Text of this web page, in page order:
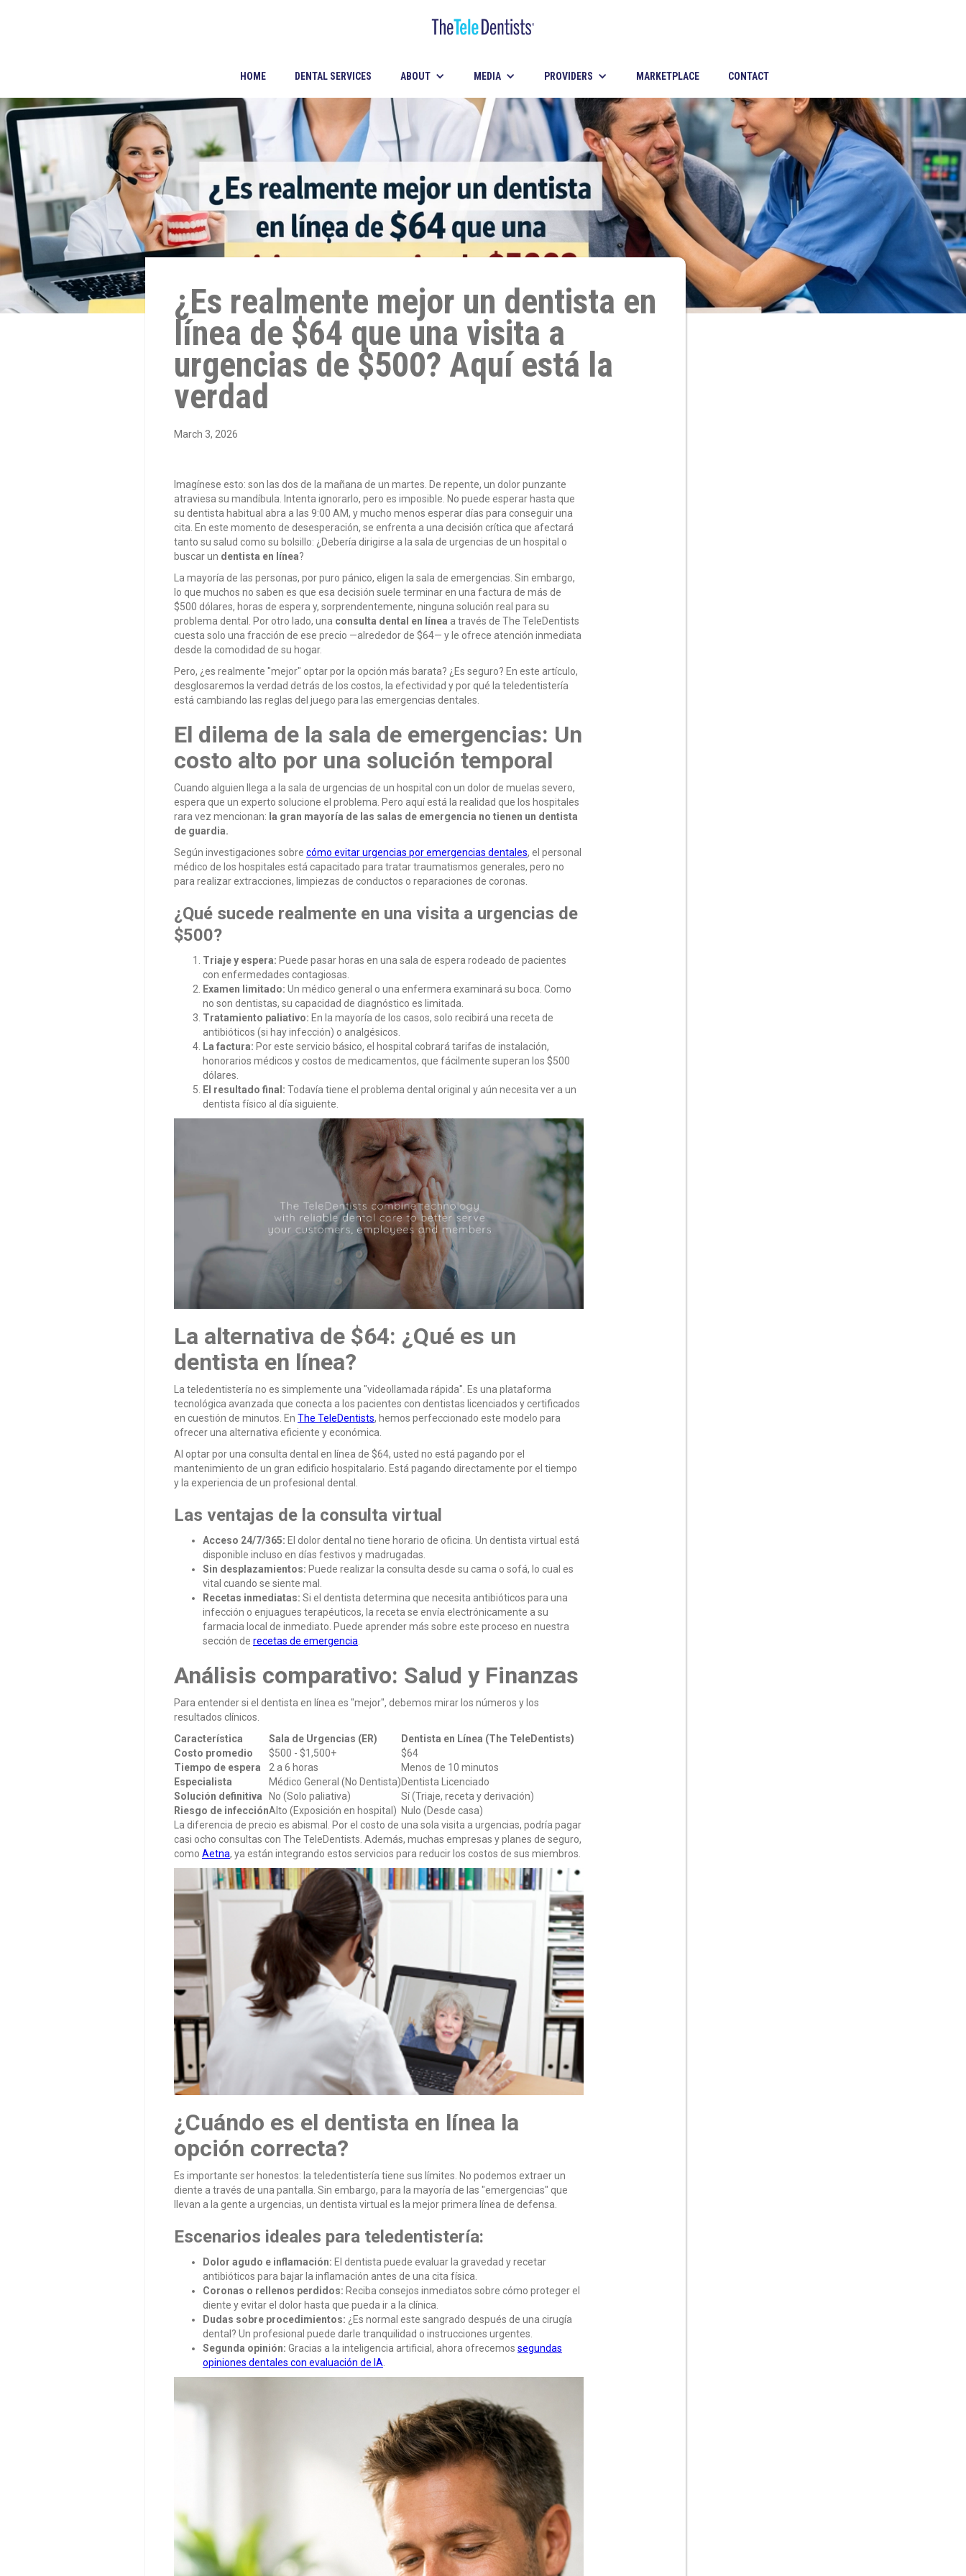
HOME DENTAL SERVICES ABOUT MEDIA PROVIDERS MARKETPLACE CONTACT
¿Es realmente mejor un dentista en
línea de $64 que una visita a
urgencias de $500? Aquí está la
verdad
March 3, 2026
Imagínese esto: son las dos de la mañana de un martes. De repente, un dolor punzante
atraviesa su mandíbula. Intenta ignorarlo, pero es imposible. No puede esperar hasta que
su dentista habitual abra a las 9:00 AM, y mucho menos esperar días para conseguir una
cita. En este momento de desesperación, se enfrenta a una decisión crítica que afectará
tanto su salud como su bolsillo: ¿Debería dirigirse a la sala de urgencias de un hospital o
buscar un dentista en línea?
La mayoría de las personas, por puro pánico, eligen la sala de emergencias. Sin embargo,
lo que muchos no saben es que esa decisión suele terminar en una factura de más de
$500 dólares, horas de espera y, sorprendentemente, ninguna solución real para su
problema dental. Por otro lado, una consulta dental en línea a través de The TeleDentists
cuesta solo una fracción de ese precio —alrededor de $64— y le ofrece atención inmediata
desde la comodidad de su hogar.
Pero, ¿es realmente "mejor" optar por la opción más barata? ¿Es seguro? En este artículo,
desglosaremos la verdad detrás de los costos, la efectividad y por qué la teledentistería
está cambiando las reglas del juego para las emergencias dentales.
El dilema de la sala de emergencias: Un
costo alto por una solución temporal
Cuando alguien llega a la sala de urgencias de un hospital con un dolor de muelas severo,
espera que un experto solucione el problema. Pero aquí está la realidad que los hospitales
rara vez mencionan: la gran mayoría de las salas de emergencia no tienen un dentista
de guardia.
Según investigaciones sobre cómo evitar urgencias por emergencias dentales, el personal
médico de los hospitales está capacitado para tratar traumatismos generales, pero no
para realizar extracciones, limpiezas de conductos o reparaciones de coronas.
¿Qué sucede realmente en una visita a urgencias de
$500?
Triaje y espera: Puede pasar horas en una sala de espera rodeado de pacientes
con enfermedades contagiosas.
Examen limitado: Un médico general o una enfermera examinará su boca. Como
no son dentistas, su capacidad de diagnóstico es limitada.
Tratamiento paliativo: En la mayoría de los casos, solo recibirá una receta de
antibióticos (si hay infección) o analgésicos.
La factura: Por este servicio básico, el hospital cobrará tarifas de instalación,
honorarios médicos y costos de medicamentos, que fácilmente superan los $500
dólares.
El resultado final: Todavía tiene el problema dental original y aún necesita ver a un
dentista físico al día siguiente.
La alternativa de $64: ¿Qué es un
dentista en línea?
La teledentistería no es simplemente una "videollamada rápida". Es una plataforma
tecnológica avanzada que conecta a los pacientes con dentistas licenciados y certificados
en cuestión de minutos. En The TeleDentists, hemos perfeccionado este modelo para
ofrecer una alternativa eficiente y económica.
Al optar por una consulta dental en línea de $64, usted no está pagando por el
mantenimiento de un gran edificio hospitalario. Está pagando directamente por el tiempo
y la experiencia de un profesional dental.
Las ventajas de la consulta virtual
Acceso 24/7/365: El dolor dental no tiene horario de oficina. Un dentista virtual está
disponible incluso en días festivos y madrugadas.
Sin desplazamientos: Puede realizar la consulta desde su cama o sofá, lo cual es
vital cuando se siente mal.
Recetas inmediatas: Si el dentista determina que necesita antibióticos para una
infección o enjuagues terapéuticos, la receta se envía electrónicamente a su
farmacia local de inmediato. Puede aprender más sobre este proceso en nuestra
sección de recetas de emergencia
Análisis comparativo: Salud y Finanzas
Para entender si el dentista en línea es "mejor", debemos mirar los números y los
resultados clínicos.
Característica
Sala de Urgencias (ER)
Dentista en Línea (The TeleDentists)
Costo promedio
$500 - $1,500+
$64
Tiempo de espera
2 a 6 horas
Menos de 10 minutos
Especialista
Médico General (No Dentista)Dentista Licenciado
Solución definitiva
No (Solo paliativa)
Sí (Triaje, receta y derivación)
Riesgo de infecciónAlto (Exposición en hospital) Nulo (Desde casa)
La diferencia de precio es abismal. Por el costo de una sola visita a urgencias, podría pagar
casi ocho consultas con The TeleDentists. Además, muchas empresas y planes de seguro,
como Aetna, ya están integrando estos servicios para reducir los costos de sus miembros.
¿Cuándo es el dentista en línea la
opción correcta?
Es importante ser honestos: la teledentistería tiene sus límites. No podemos extraer un
diente a través de una pantalla. Sin embargo, para la mayoría de las "emergencias" que
llevan a la gente a urgencias, un dentista virtual es la mejor primera línea de defensa.
Escenarios ideales para teledentistería:
Dolor agudo e inflamación: El dentista puede evaluar la gravedad y recetar
antibióticos para bajar la inflamación antes de una cita física.
Coronas o rellenos perdidos: Reciba consejos inmediatos sobre cómo proteger el
diente y evitar el dolor hasta que pueda ir a la clínica.
Dudas sobre procedimientos: ¿Es normal este sangrado después de una cirugía
dental? Un profesional puede darle tranquilidad o instrucciones urgentes.
Segunda opinión: Gracias a la inteligencia artificial, ahora ofrecemos segundas
opiniones dentales con evaluación de IA